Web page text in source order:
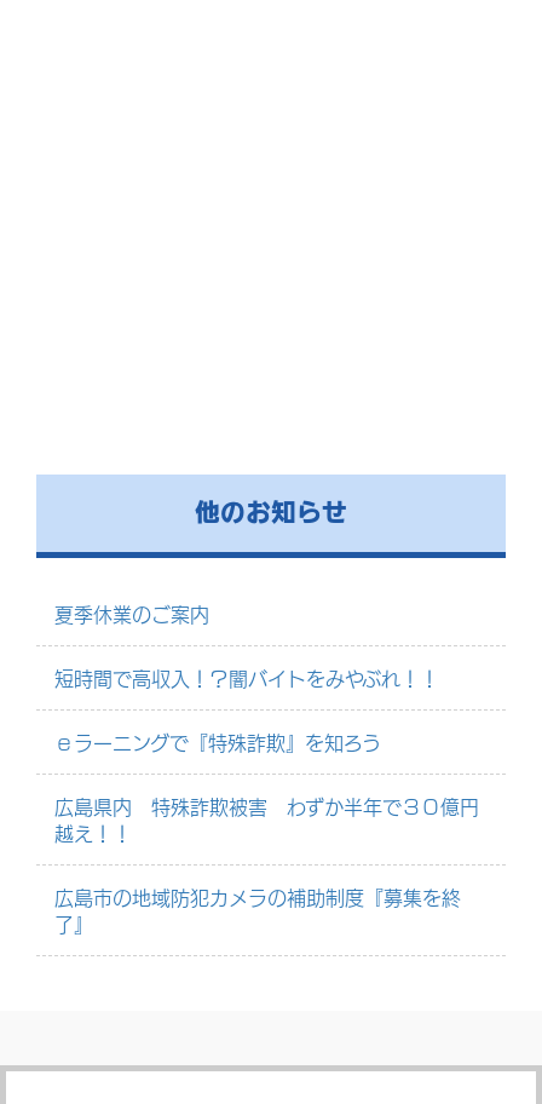
他のお知らせ
夏季休業のご案内
短時間で高収入！？闇バイトをみやぶれ！！
ｅラーニングで『特殊詐欺』を知ろう
広島県内 特殊詐欺被害 わずか半年で３０億円
越え！！
広島市の地域防犯カメラの補助制度『募集を終
了』